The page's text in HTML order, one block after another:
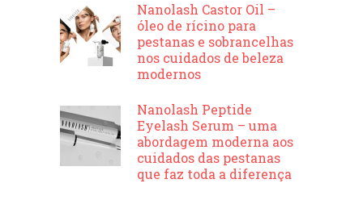
Nanolash Castor Oil –
óleo de rícino para
pestanas e sobrancelhas
nos cuidados de beleza
modernos
Nanolash Peptide
Eyelash Serum – uma
abordagem moderna aos
cuidados das pestanas
que faz toda a diferença